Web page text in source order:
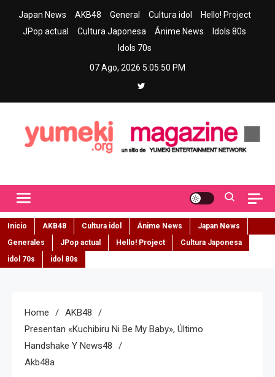
Japan News AKB48 General Cultura idol
Hello! Project
JPop actual
Cultura Japonesa Ánime News
Idols 80s
Idols 70s
07 Ago, 2026 5:05:51 PM
Inicio AKB48 Cultura idol Ánime News
Japan News
Generales
JPop actual Hello! Project
Cultura Japonesa
idol 70s
idol 80s
Home
AKB48
Presentan «Kuchibiru Ni Be My Baby», Último
Handshake Y News48
Akb48a